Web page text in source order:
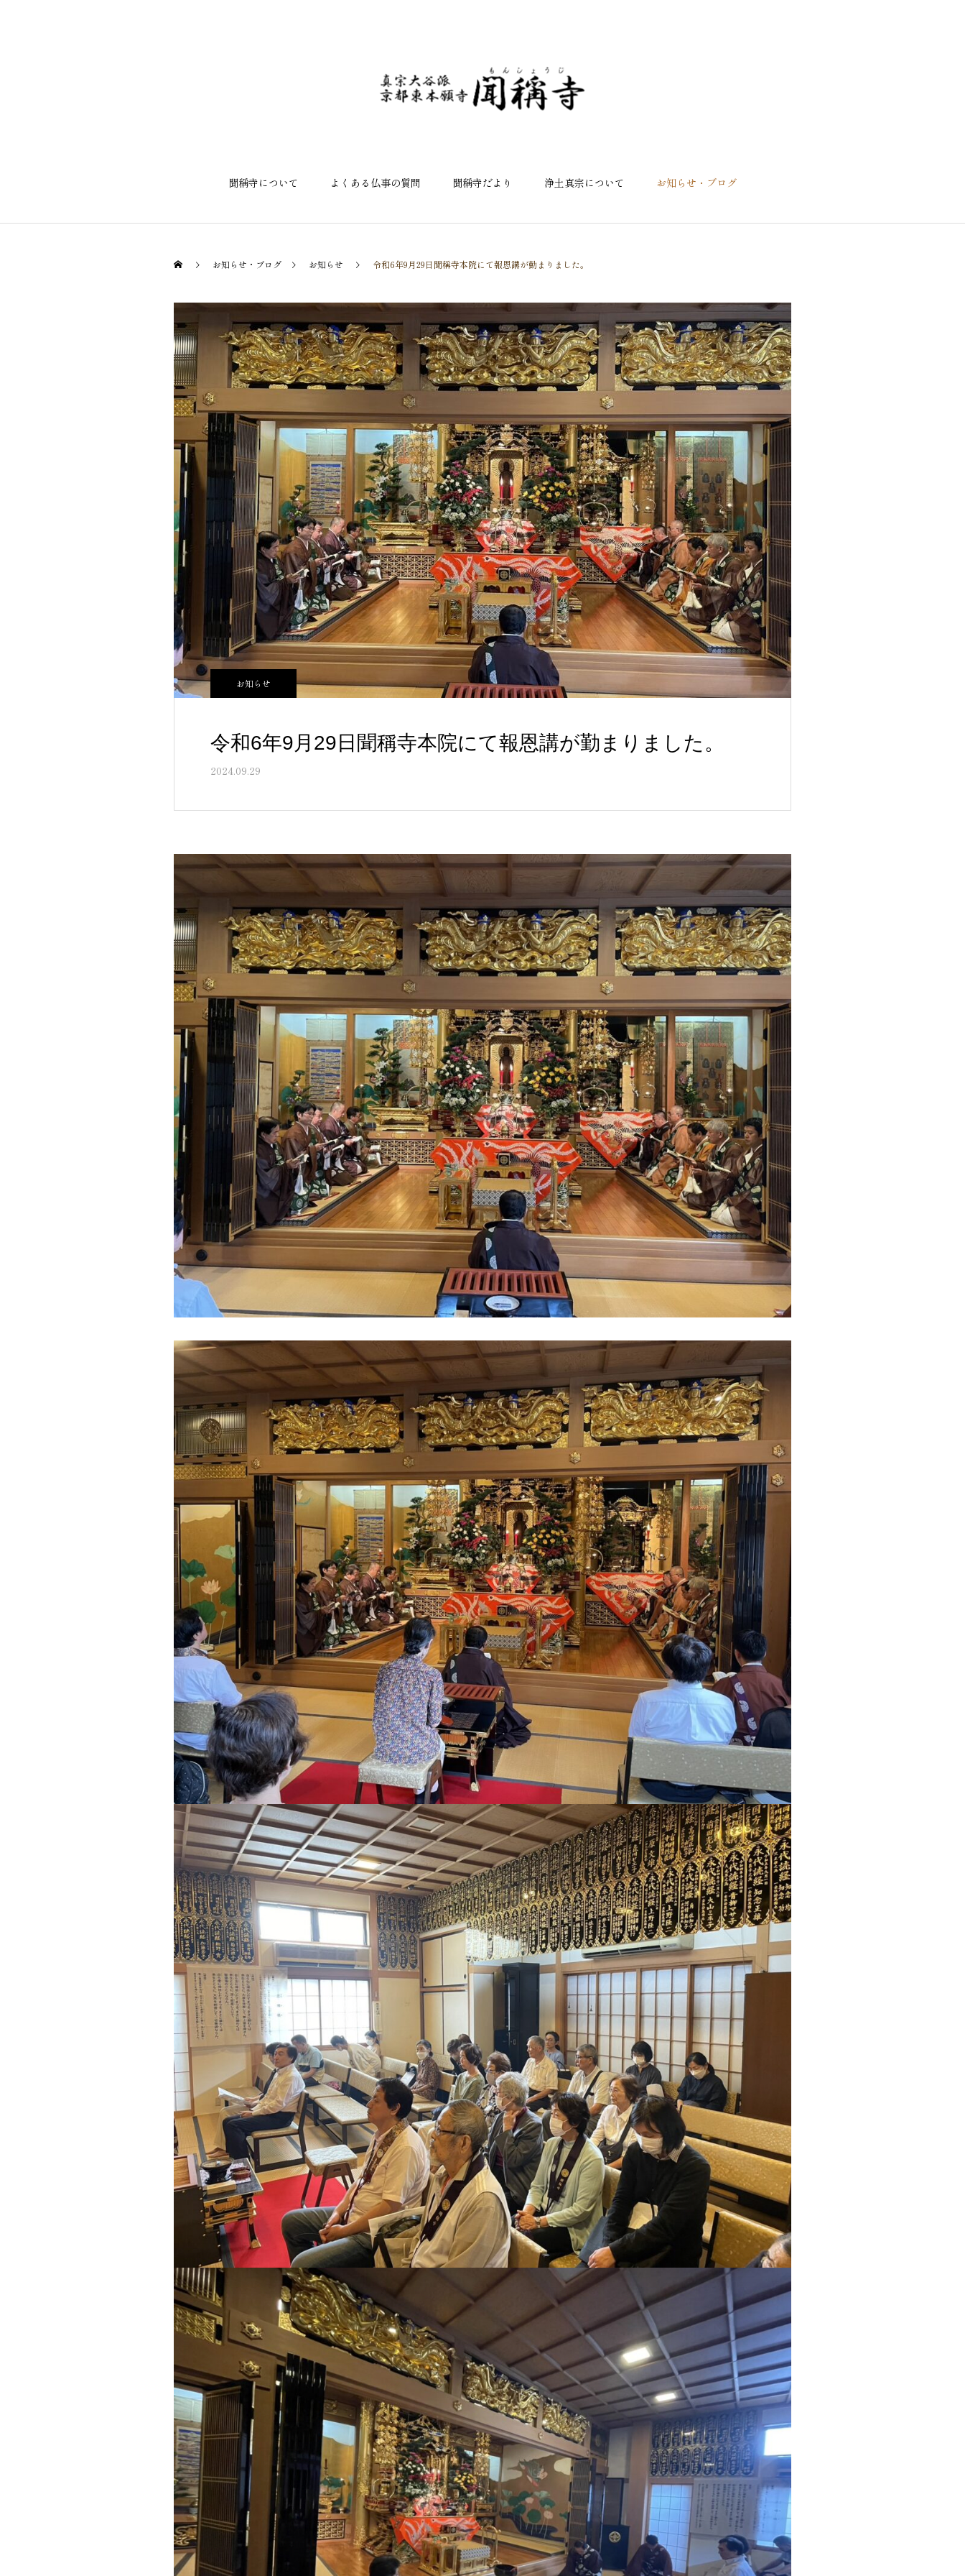
聞稱寺について よくある仏事の質問 聞稱寺だより 浄土真宗について お知らせ・ブログ
お知らせ・ブログ お知らせ 令和6年9月29日聞稱寺本院にて報恩講が勤まりました。
お知らせ
令和6年9月29日聞稱寺本院にて報恩講が勤まりました。
2024.09.29